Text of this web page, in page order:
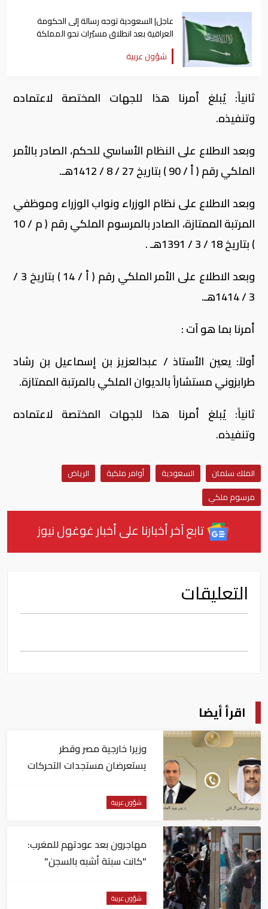
عاجل| السعودية توجه رسالة إلى الحكومة
العراقية بعد انطلاق مسيّرات نحو المملكة
شؤون عربية
ثانياً: يُبلغ أمرنا هذا للجهات المختصة لاعتماده
وتنفيذه.
وبعد الاطلاع على النظام الأساسي للحكم، الصادر بالأمر
الملكي رقم ( أ / 90 ) بتاريخ 27 / 8 / 1412هـ.
وبعد الاطلاع على نظام الوزراء ونواب الوزراء وموظفي
المرتبة الممتازة، الصادر بالمرسوم الملكي رقم ( م / 10
) بتاريخ 18 / 3 / 1391هـ .
وبعد الاطلاع على الأمر الملكي رقم ( أ / 14 ) بتاريخ 3 /
3 / 1414هـ.
أمرنا بما هو آت :
أولاً: يعين الأستاذ / عبدالعزيز بن إسماعيل بن رشاد
طرابزوني مستشاراً بالديوان الملكي بالمرتبة الممتازة.
ثانياً: يُبلغ أمرنا هذا للجهات المختصة لاعتماده
وتنفيذه.
الملك سلمان السعودية أوامر ملكية
الرياض
مرسوم ملكي
تابع آخر أخبارنا على أخبار غوغول نيوز
التعليقات
اقرأ أيضا
وزيرا خارجية مصر وقطر
يستعرضان مستجدات التحركات
شؤون عربية
مهاجرون بعد عودتهم للمغرب:
"كانت سبتة أشبه بالسجن"
شؤون عربية